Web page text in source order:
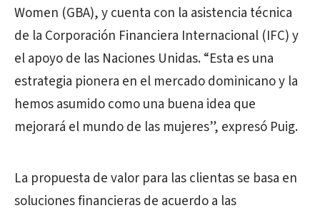
Women (GBA), y cuenta con la asistencia técnica
de la Corporación Financiera Internacional (IFC) y
el apoyo de las Naciones Unidas. “Esta es una
estrategia pionera en el mercado dominicano y la
hemos asumido como una buena idea que
mejorará el mundo de las mujeres”, expresó Puig.
La propuesta de valor para las clientas se basa en
soluciones financieras de acuerdo a las